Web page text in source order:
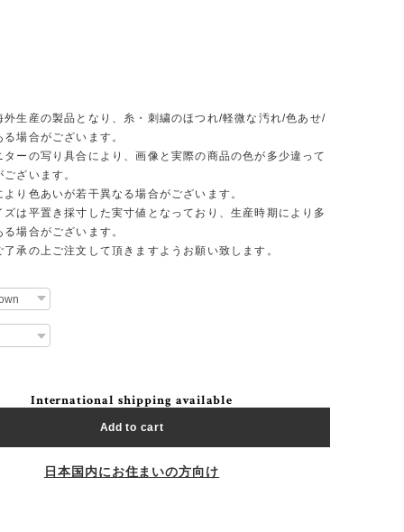
外生産の製品となり、糸・刺繍のほつれ/軽微な汚れ/色あせ/
場合がございます。
ターの写り具合により、画像と実際の商品の色が多少違って
ざいます。
り色あいが若干異なる場合がございます。
ズは平置き採寸した実寸値となっており、生産時期により多
場合がございます。
了承の上ご注文して頂きますようお願い致します。
International shipping available
Add to cart
日本国内にお住まいの方向け